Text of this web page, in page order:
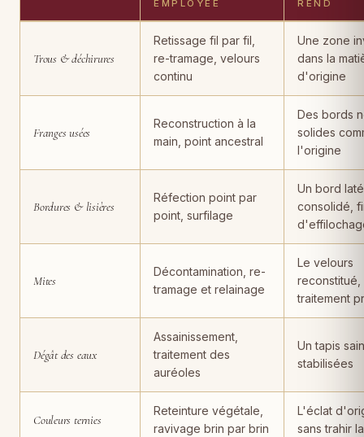
EMPLOYÉE REND
Trous & déchirures
Retissage fil par fil,
re-tramage, velours
continu
Une zone
dans la
d'origine
Franges usées
Reconstruction à la
main, point ancestral
Des bords
solides
l'origine
Bordures & lisières
Réfection point par
point, surfilage
Un bord
consolidé,
Mites
Décontamination, re-
tramage et relainage
Le velours
reconstitué,
traitement
Dégât des eaux
Assainissement,
traitement des
auréoles
Un tapis
stabilisées
Couleurs ternies
Reteinture végétale,
ravivage brin par brin
L'éclat
sans trahir